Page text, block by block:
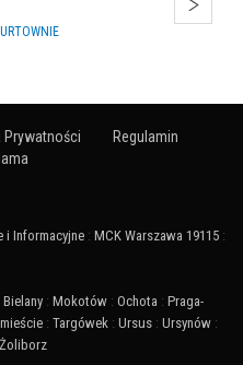
Prywatności
Regulamin
i Informacyjne : MCK Warszawa 19115 :
Bielany : Mokotów : Ochota : Praga-
: Targówek : Ursus : Ursynów :
Żoliborz